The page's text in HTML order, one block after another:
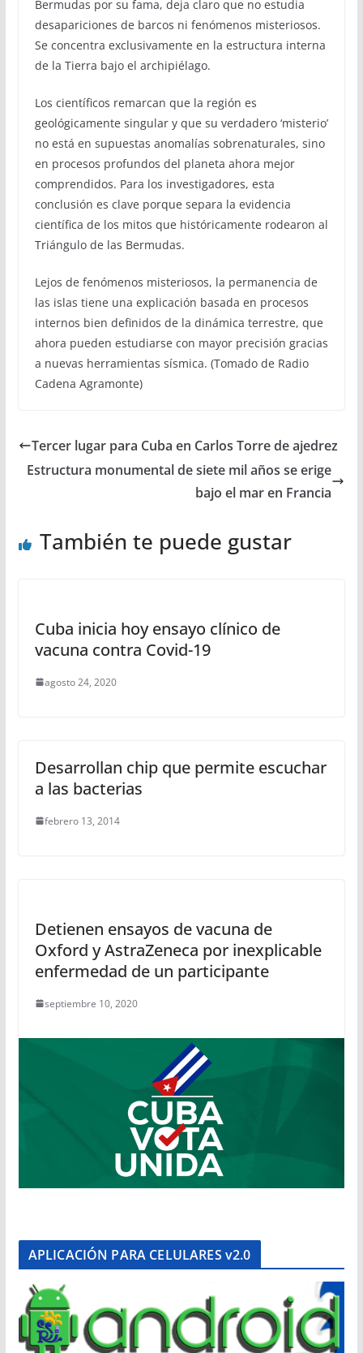
Bermudas por su fama, deja claro que no estudia
desapariciones de barcos ni fenómenos misteriosos.
Se concentra exclusivamente en la estructura interna
de la Tierra bajo el archipiélago.
Los científicos remarcan que la región es
geológicamente singular y que su verdadero ‘misterio’
no está en supuestas anomalías sobrenaturales, sino
en procesos profundos del planeta ahora mejor
comprendidos. Para los investigadores, esta
conclusión es clave porque separa la evidencia
científica de los mitos que históricamente rodearon al
Triángulo de las Bermudas.
Lejos de fenómenos misteriosos, la permanencia de
las islas tiene una explicación basada en procesos
internos bien definidos de la dinámica terrestre, que
ahora pueden estudiarse con mayor precisión gracias
a nuevas herramientas sísmica. (Tomado de Radio
Cadena Agramonte)
Tercer lugar para Cuba en Carlos Torre de ajedrez
Estructura monumental de siete mil años se erige
bajo el mar en Francia
También te puede gustar
Cuba inicia hoy ensayo clínico de
vacuna contra Covid-19
agosto 24, 2020
Desarrollan chip que permite escuchar
a las bacterias
febrero 13, 2014
Detienen ensayos de vacuna de
Oxford y AstraZeneca por inexplicable
enfermedad de un participante
septiembre 10, 2020
APLICACIÓN PARA CELULARES v2.0